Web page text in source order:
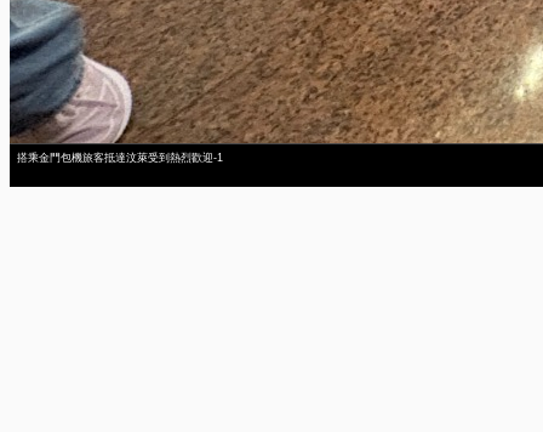
搭乘金門包機旅客抵達汶萊受到熱烈歡迎-1